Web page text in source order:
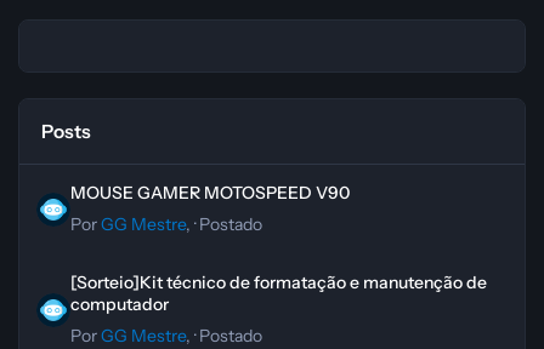
Posts
MOUSE GAMER MOTOSPEED V90
PorGG Mestre, ·Postado
[Sorteio]Kit técnico de formatação e manutenção de
computador
PorGG Mestre, ·Postado